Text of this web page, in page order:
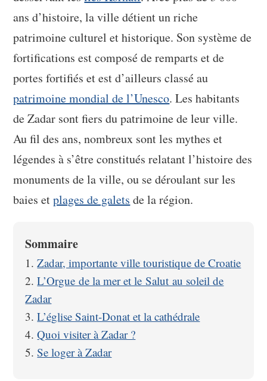
ans d’histoire, la ville détient un riche
patrimoine culturel et historique. Son système de
fortifications est composé de remparts et de
portes fortifiés et est d’ailleurs classé au
patrimoine mondial de l’Unesco. Les habitants
de Zadar sont fiers du patrimoine de leur ville.
Au fil des ans, nombreux sont les mythes et
légendes à s’être constitués relatant l’histoire des
monuments de la ville, ou se déroulant sur les
baies etplages de galets de la région.
Sommaire
Zadar, importante ville touristique de Croatie
L’Orgue de la mer et le Salut au soleil de
Zadar
L’église Saint-Donat et la cathédrale
Quoi visiter à Zadar ?
Se loger à Zadar